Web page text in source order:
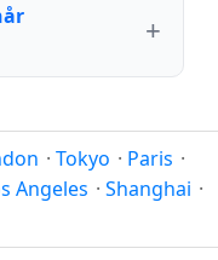
· Tokyo · Paris ·
Angeles · Shanghai ·